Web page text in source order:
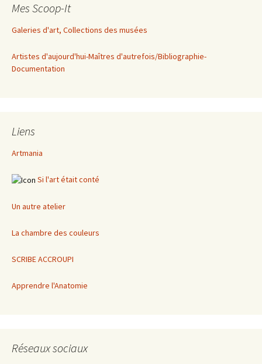
Mes Scoop-It
Galeries d'art, Collections des musées
Artistes d'aujourd'hui-Maîtres d'autrefois/Bibliographie-
Documentation
Liens
Artmania
Si l'art était conté
Un autre atelier
La chambre des couleurs
SCRIBE ACCROUPI
Apprendre l'Anatomie
Réseaux sociaux